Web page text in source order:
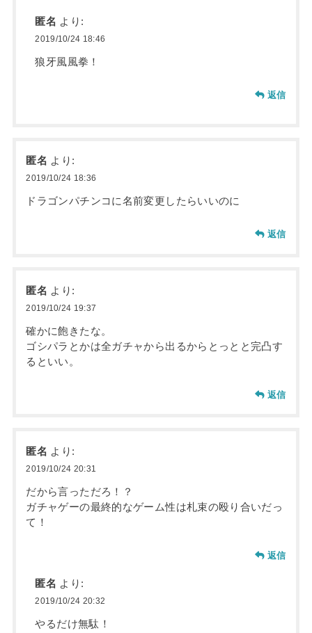
匿名 より:
2019/10/24 18:46
狼牙風風拳！
返信
匿名 より:
2019/10/24 18:36
ドラゴンパチンコに名前変更したらいいのに
返信
匿名 より:
2019/10/24 19:37
確かに飽きたな。
ゴシパラとかは全ガチャから出るからとっとと完凸す
るといい。
返信
匿名 より:
2019/10/24 20:31
だから言っただろ！？
ガチャゲーの最終的なゲーム性は札束の殴り合いだっ
て！
返信
匿名 より:
2019/10/24 20:32
やるだけ無駄！